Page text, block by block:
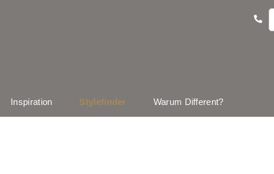
Inspiration Stylefinder Warum Different?